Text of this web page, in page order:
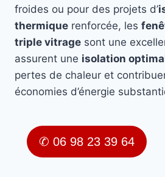
froides ou pour des projets d’
thermique renforcée, les
triple vitrage sont une
assurent une isolation
pertes de chaleur et
économies d’énergie
✆ 06 98 23 39 64